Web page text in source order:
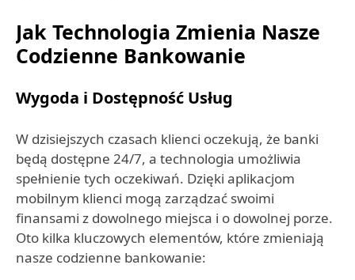
Jak Technologia Zmienia Nasze
Codzienne Bankowanie
Wygoda i Dostępność Usług
W dzisiejszych czasach klienci oczekują, że banki
będą dostępne 24/7, a technologia umożliwia
spełnienie tych oczekiwań. Dzięki aplikacjom
mobilnym klienci mogą zarządzać swoimi
finansami z dowolnego miejsca i o dowolnej porze.
Oto kilka kluczowych elementów, które zmieniają
nasze codzienne bankowanie: